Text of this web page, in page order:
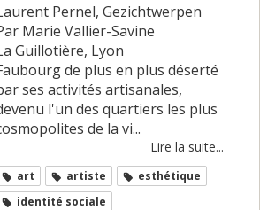
Pernel, Gezichtwerpen
Marie Vallier-Savine
Guillotière, Lyon
de plus en plus déserté
ses activités artisanales,
l'un des quartiers les plus
de la vi...
Lire la suite...
art artiste
esthétique
identité sociale